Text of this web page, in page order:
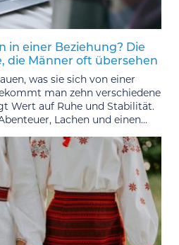
in einer Beziehung? Die
die Männer oft übersehen
was sie sich von einer
man zehn verschiedene
Wert auf Ruhe und Stabilität.
Lachen und einen...